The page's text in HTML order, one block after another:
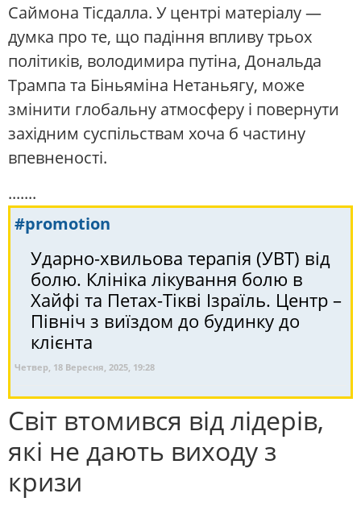
Саймона Тісдалла. У центрі матеріалу —
думка про те, що падіння впливу трьох
політиків, володимира путіна, Дональда
Трампа та Біньяміна Нетаньягу, може
змінити глобальну атмосферу і повернути
західним суспільствам хоча б частину
впевненості.
.......
#promotion
Ударно-хвильова терапія (УВТ) від
болю. Клініка лікування болю в
Хайфі та Петах-Тікві Ізраїль. Центр –
Північ з виїздом до будинку до
клієнта
Четвер, 18 Вересня, 2025, 19:28
Світ втомився від лідерів,
які не дають виходу з
кризи